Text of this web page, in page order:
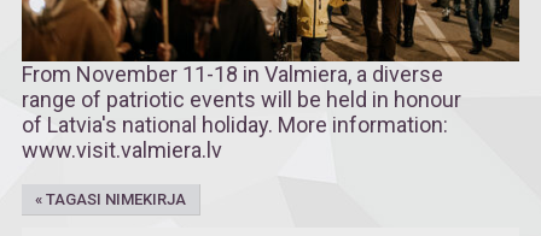
From November 11-18 in Valmiera, a diverse
range of patriotic events will be held in honour
of Latvia's national holiday. More information:
www.visit.valmiera.lv
« TAGASI NIMEKIRJA